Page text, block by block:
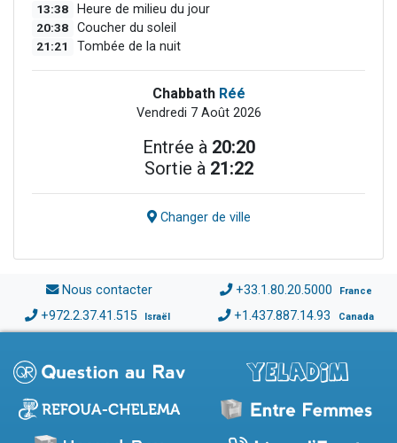
13:38 Heure de milieu du jour
20:38 Coucher du soleil
21:21 Tombée de la nuit
Chabbath Réé
Vendredi 7 Août 2026
Entrée à 20:20
Sortie à 21:22
Changer de ville
Nous contacter +33.1.80.20.5000 France
+972.2.37.41.515 Israël +1.437.887.14.93 Canada